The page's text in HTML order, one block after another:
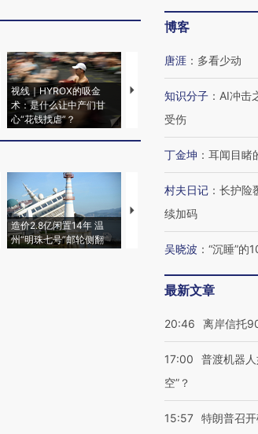
视线｜HYROX的吸金
术：是什么让中产们甘
心“花钱找虐”？
马航飞行员跨国走私7万
粒摇头丸 尿检体内含3种
造价2.8亿闲置14年 温
州“明珠七号”邮轮侧翻
特朗普出席葬礼疑似打瞌
博客
唐涯 ： 多看少动
知识分子 ： AI冲击
受伤
丁金坤 ： 耳闻目睹
村夫日记 ： 长护险
续加码
吴晓波 ： “沉睡”的
最新文章
20:46 离岸信托
17:00
普渡机器人
空”？
15:57 特朗普召